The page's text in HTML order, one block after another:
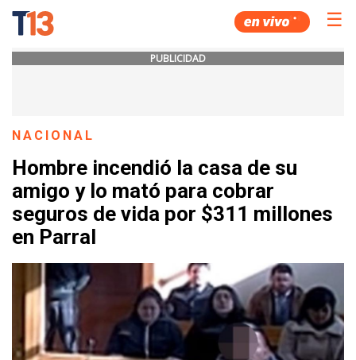
☰
PUBLICIDAD
NACIONAL
Hombre incendió la casa de su
amigo y lo mató para cobrar
seguros de vida por $311 millones
en Parral